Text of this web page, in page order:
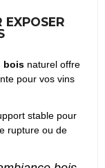
EXPOSER
bois naturel offre
pour vos vins
stable pour
rupture ou de